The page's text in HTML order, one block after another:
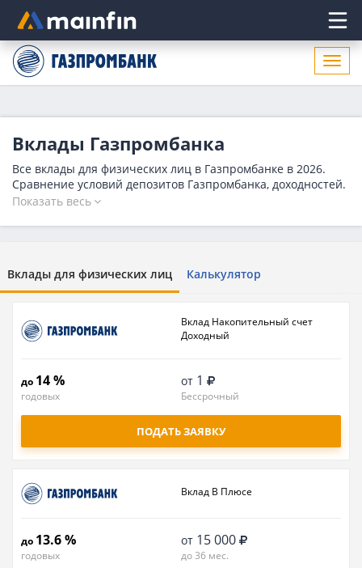
Главное меню
Вклады Газпромбанка
Все вклады для физических лиц в Газпромбанке в 2026.
Сравнение условий депозитов Газпромбанка, доходностей.
На сегодня 19 вкладов, максимальная ставка - 18.9 %.
Показать весь
Вклады для физических лиц Калькулятор
Вклад Накопительный счет
Доходный
до 14 %
годовых
от 1
Бессрочный
ПОДАТЬ ЗАЯВКУ
Вклад В Плюсе
до 13.6 %
годовых
от 15 000
до 36 мес.